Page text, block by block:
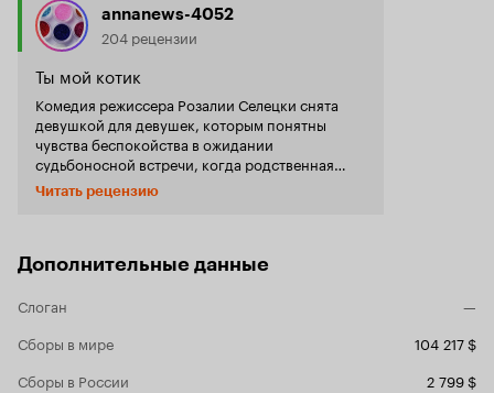
annanews-4052
204 рецензии
Ты мой котик
Комедия режиссера Розалии Селецки снята
девушкой для девушек, которым понятны
чувства беспокойства в ожидании
судьбоносной встречи, когда родственная
душа вот-вот появится в вашей жизни. Фани 30
лет (Франца Теречик). Ее эксцентричная и
семье. Мужчин в семье нет. У Фани хорошее
образование, работа в архитектурном бюро
Будапешта, модная квартирка. Однако
все нет. Фильм с глубочайшим смыслом о
любви, о дружбе, о семейных ценностях.
Фильм об отношениях мужчин и женщин, о
Читать рецензию
Дополнительные данные
Слоган
—
Сборы в мире
104 217 $
Сборы в России
2 799 $